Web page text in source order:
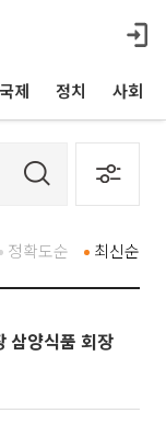
국제 정치 사회
최신순
정확도순
삼양식품 회장